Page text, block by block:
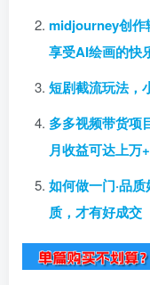
midjourney创作
享受AI绘画的快
短剧截流玩法，
多多视频带货项
月收益可达上万+
如何做一门·品
质，才有好成交